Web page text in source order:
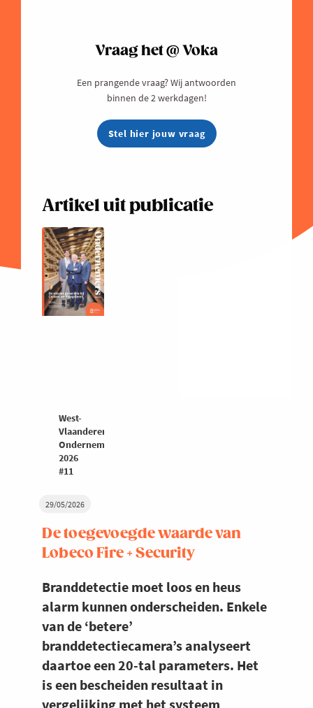
29/05/2026
De toegevoegde waarde van
Lobeco Fire + Security
Branddetectie moet loos en heus
alarm kunnen onderscheiden. Enkele
van de ‘betere’
branddetectiecamera’s analyseert
daartoe een 20-tal parameters. Het
is een bescheiden resultaat in
vergelijking met het systeem
Vraag het @ Voka
Een prangende vraag? Wij antwoorden
binnen de 2 werkdagen!
Stel hier jouw vraag
Artikel uit publicatie
West-
Vlaanderen
Ondernemers
2026
#11